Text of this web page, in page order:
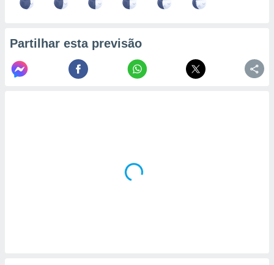
Partilhar esta previsão